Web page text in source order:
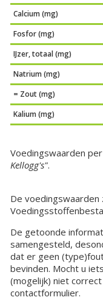
Calcium (mg)
Fosfor (mg)
IJzer, totaal (mg)
Natrium (mg)
= Zout (mg)
Kalium (mg)
Voedingswaarden
Kellogg's".
De
De getoonde
samengesteld,
dat er geen
bevinden. Mocht u
(mogelijk) niet
contactformulier.